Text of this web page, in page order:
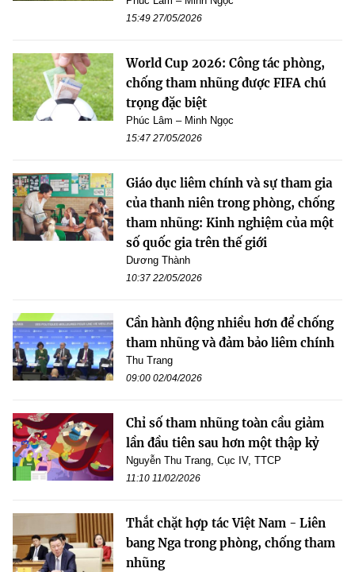
15:49 27/05/2026
World Cup 2026: Công tác phòng,
chống tham nhũng được FIFA chú
trọng đặc biệt
Phúc Lâm – Minh Ngọc
15:47 27/05/2026
Giáo dục liêm chính và sự tham gia
của thanh niên trong phòng, chống
tham nhũng: Kinh nghiệm của một
số quốc gia trên thế giới
Dương Thành
10:37 22/05/2026
Cần hành động nhiều hơn để chống
tham nhũng và đảm bảo liêm chính
Thu Trang
09:00 02/04/2026
Chỉ số tham nhũng toàn cầu giảm
lần đầu tiên sau hơn một thập kỷ
Nguyễn Thu Trang, Cục IV, TTCP
11:10 11/02/2026
Thắt chặt hợp tác Việt Nam - Liên
bang Nga trong phòng, chống tham
nhũng